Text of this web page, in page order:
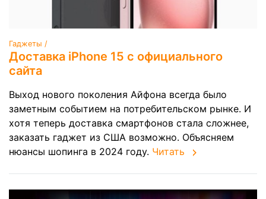
Гаджеты /
Доставка iPhone 15 с официального
сайта
Выход нового поколения Айфона всегда было
заметным событием на потребительском рынке. И
хотя теперь доставка смартфонов стала сложнее,
заказать гаджет из США возможно. Объясняем
нюансы шопинга в 2024 году. Читать